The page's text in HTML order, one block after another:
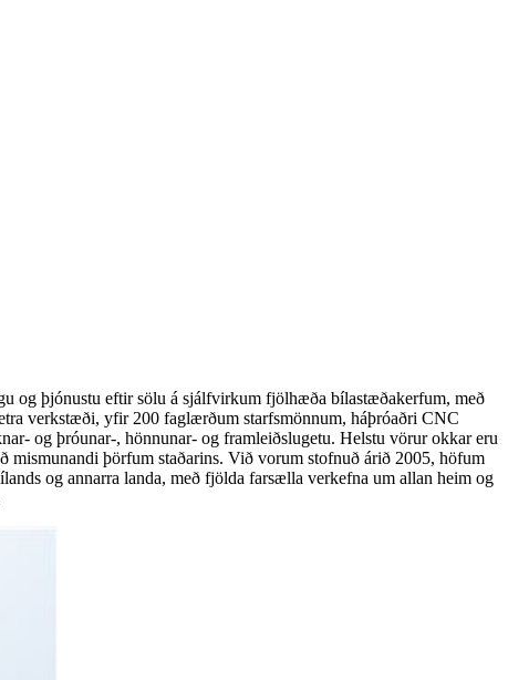
og þjónustu eftir sölu á sjálfvirkum fjölhæða bílastæðakerfum, með
verkstæði, yfir 200 faglærðum starfsmönnum, háþróaðri CNC
og þróunar-, hönnunar- og framleiðslugetu. Helstu vörur okkar eru
þörfum staðarins. Við vorum stofnuð árið 2005, höfum
og annarra landa, með fjölda farsælla verkefna um allan heim og